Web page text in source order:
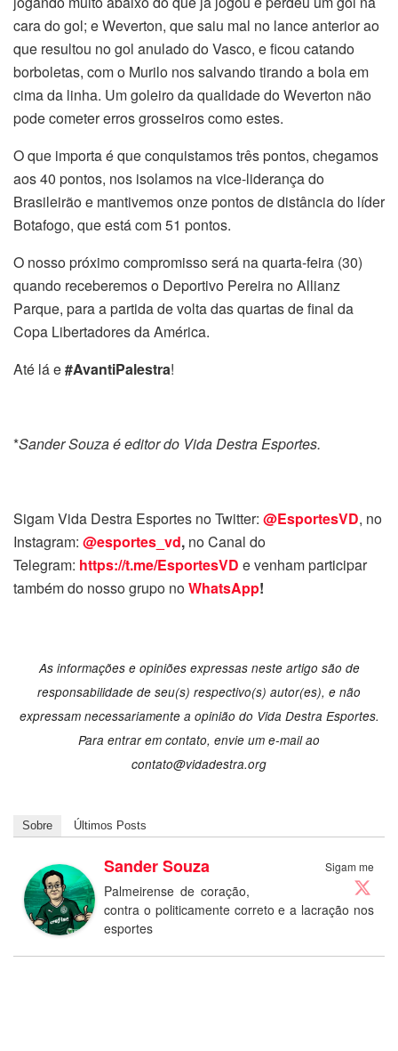
cara do gol; e Weverton, que saiu mal no lance anterior ao
que resultou no gol anulado do Vasco, e ficou catando
borboletas, com o Murilo nos salvando tirando a bola em
cima da linha. Um goleiro da qualidade do Weverton não
pode cometer erros grosseiros como estes.
O que importa é que conquistamos três pontos, chegamos
aos 40 pontos, nos isolamos na vice-liderança do
Brasileirão e mantivemos onze pontos de distância do líder
Botafogo, que está com 51 pontos.
O nosso próximo compromisso será na quarta-feira (30)
quando receberemos o Deportivo Pereira no Allianz
Parque, para a partida de volta das quartas de final da
Copa Libertadores da América.
Até lá e#AvantiPalestra!
*Sander Souza é editor do Vida Destra Esportes.
Sigam Vida Destra Esportes no Twitter: @EsportesVD, no
Instagram: @esportes_vd, no Canal do
Telegram: https://t.me/EsportesVD e venham participar
também do nosso grupo noWhatsApp!
As informações e opiniões expressas neste artigo são de
responsabilidade de seu(s) respectivo(s) autor(es), e não
expressam necessariamente a opinião do Vida Destra Esportes.
Para entrar em contato, envie um e-mail ao
contato@vidadestra.org
Sobre Últimos Posts
Sigam me
Sander Souza
Palmeirense de coração,
contra o politicamente correto e a lacração nos
esportes